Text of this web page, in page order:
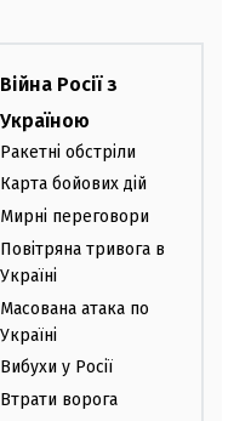
Війна Росії з
Україною
Ракетні обстріли
Карта бойових дій
Мирні переговори
Повітряна тривога в
Україні
Масована атака по
Україні
Вибухи у Росії
Втрати ворога